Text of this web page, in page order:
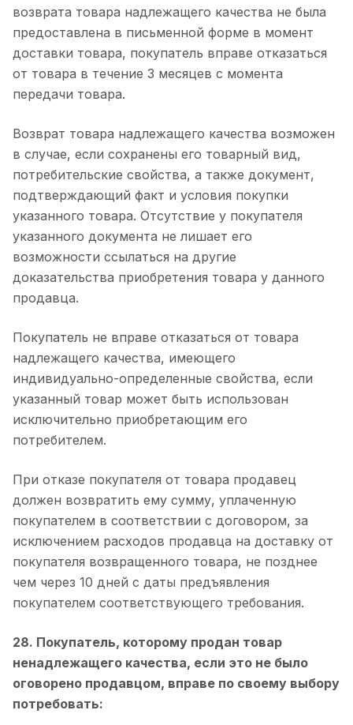
возврата товара надлежащего качества не была
предоставлена в письменной форме в момент
доставки товара, покупатель вправе отказаться
от товара в течение 3 месяцев с момента
передачи товара.
Возврат товара надлежащего качества возможен
в случае, если сохранены его товарный вид,
потребительские свойства, а также документ,
подтверждающий факт и условия покупки
указанного товара. Отсутствие у покупателя
указанного документа не лишает его
возможности ссылаться на другие
доказательства приобретения товара у данного
продавца.
Покупатель не вправе отказаться от товара
надлежащего качества, имеющего
индивидуально-определенные свойства, если
указанный товар может быть использован
исключительно приобретающим его
потребителем.
При отказе покупателя от товара продавец
должен возвратить ему сумму, уплаченную
покупателем в соответствии с договором, за
исключением расходов продавца на доставку от
покупателя возвращенного товара, не позднее
чем через 10 дней с даты предъявления
покупателем соответствующего требования.
28. Покупатель, которому продан товар
ненадлежащего качества, если это не было
оговорено продавцом, вправе по своему выбору
потребовать: